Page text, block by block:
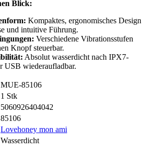
Blick:
Kompaktes, ergonomisches Design
und intuitive Führung.
Verschiedene Vibrationsstufen
Knopf steuerbar.
Absolut wasserdicht nach IPX7-
USB wiederaufladbar.
MUE-85106
1 Stk
5060926404042
85106
Lovehoney mon ami
Wasserdicht